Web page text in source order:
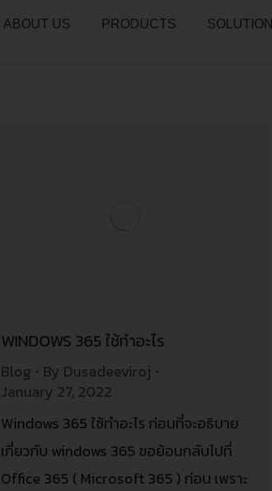
ABOUT US PRODUCTS SOLUTION
WINDOWS 365 ใช้ทำอะไร
Blog By Dusadeeviroj
January 27, 2022
Windows 365 ใช้ทำอะไร ก่อนที่จะอธิบาย
เกี่ยวกับ windows 365 ขอย้อนกลับไปที่
Office 365 ( Microsoft 365 ) ก่อน เพราะ